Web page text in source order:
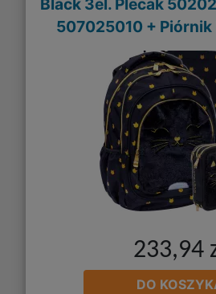
507025010 +
233,94
DO